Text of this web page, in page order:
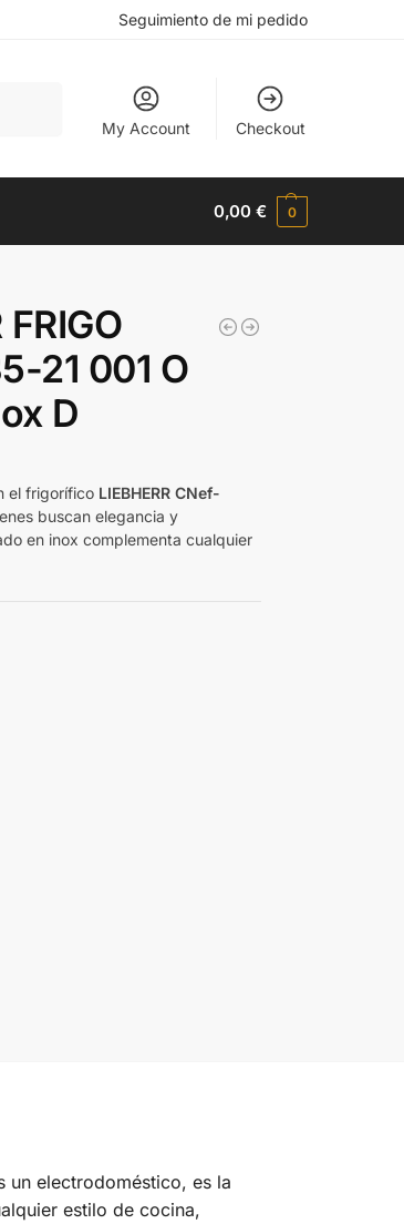
Seguimiento de mi pedido
My Account Checkout
0,00€ 0
FRIGO
21 001 O
D
el frigorífico LIEBHERR CNef-
buscan elegancia y
en inox complementa cualquier
un electrodoméstico, es la
estilo de cocina,